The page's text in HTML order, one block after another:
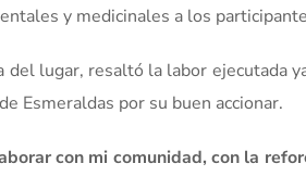
y medicinales a los
del lugar, resaltó la labor ejecutada
Esmeraldas por su buen accionar.
con mi comunidad, con la